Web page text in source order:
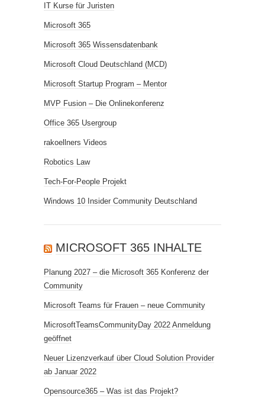
IT Kurse für Juristen
Microsoft 365
Microsoft 365 Wissensdatenbank
Microsoft Cloud Deutschland (MCD)
Microsoft Startup Program – Mentor
MVP Fusion – Die Onlinekonferenz
Office 365 Usergroup
rakoellners Videos
Robotics Law
Tech-For-People Projekt
Windows 10 Insider Community Deutschland
MICROSOFT 365 INHALTE
Planung 2027 – die Microsoft 365 Konferenz der
Community
Microsoft Teams für Frauen – neue Community
MicrosoftTeamsCommunityDay 2022 Anmeldung
geöffnet
Neuer Lizenzverkauf über Cloud Solution Provider
ab Januar 2022
Opensource365 – Was ist das Projekt?